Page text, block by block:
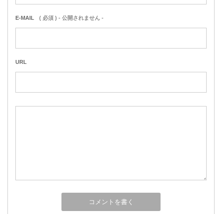
E-MAIL ( 必須 ) - 公開されません -
URL